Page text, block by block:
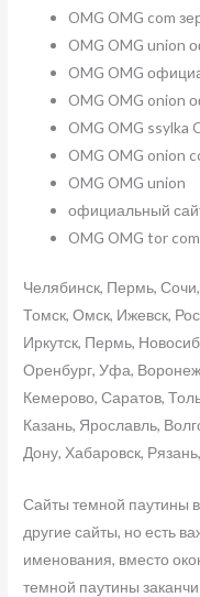
OMG OMG com
OMG OMG union
OMG OMG
OMG OMG onion
OMG OMG ssylka
OMG OMG onion
OMG OMG union
официальный
OMG OMG tor com
Челябинск, Пермь,
Томск, Омск, Ижевск,
Иркутск, Пермь,
Оренбург, Уфа,
Кемерово, Саратов,
Казань, Ярославль,
Дону, Хабаровск,
Сайты темной паутины
другие сайты, но есть
именования, вместо
темной паутины